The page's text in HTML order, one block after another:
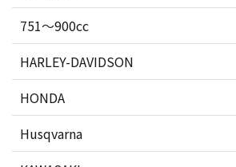
751〜900cc
HARLEY-DAVIDSON
HONDA
Husqvarna